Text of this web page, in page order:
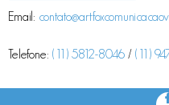
Email:
Telefone: (11) 5812-8046 / (11)